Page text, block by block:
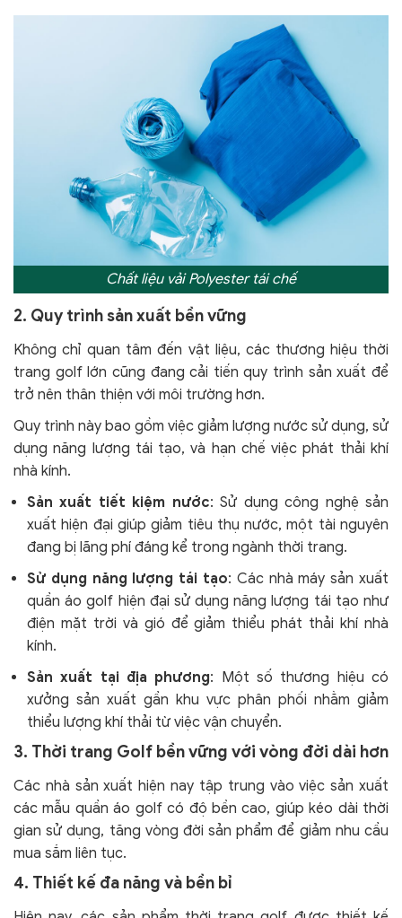
Chất liệu vải Polyester tái chế
2. Quy trình sản xuất bền vững
Không chỉ quan tâm đến vật liệu, các thương hiệu thời
trang golf lớn cũng đang cải tiến quy trình sản xuất để
trở nên thân thiện với môi trường hơn.
Quy trình này bao gồm việc giảm lượng nước sử dụng, sử
dụng năng lượng tái tạo, và hạn chế việc phát thải khí
nhà kính.
Sản xuất tiết kiệm nước: Sử dụng công nghệ sản
xuất hiện đại giúp giảm tiêu thụ nước, một tài nguyên
đang bị lãng phí đáng kể trong ngành thời trang.
Sử dụng năng lượng tái tạo: Các nhà máy sản xuất
quần áo golf hiện đại sử dụng năng lượng tái tạo như
điện mặt trời và gió để giảm thiểu phát thải khí nhà
kính.
Sản xuất tại địa phương: Một số thương hiệu có
xưởng sản xuất gần khu vực phân phối nhằm giảm
thiểu lượng khí thải từ việc vận chuyển.
3. Thời trang Golf bền vững với vòng đời dài hơn
Các nhà sản xuất hiện nay tập trung vào việc sản xuất
các mẫu quần áo golf có độ bền cao, giúp kéo dài thời
gian sử dụng, tăng vòng đời sản phẩm để giảm nhu cầu
mua sắm liên tục.
4. Thiết kế đa năng và bền bỉ